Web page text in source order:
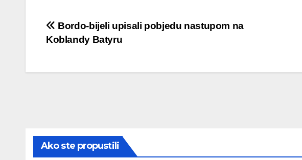
Post
navigation
Bordo-bijeli upisali pobjedu nastupom na
Koblandy Batyru
Ako ste propustili